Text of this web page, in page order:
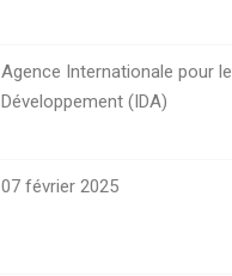
Agence Internationale pour le
Développement (IDA)
07 février 2025